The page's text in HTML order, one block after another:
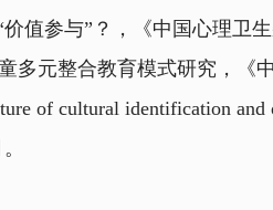
参与”？，《中国心理卫生
元整合教育模式研究，《中
of cultural identification and